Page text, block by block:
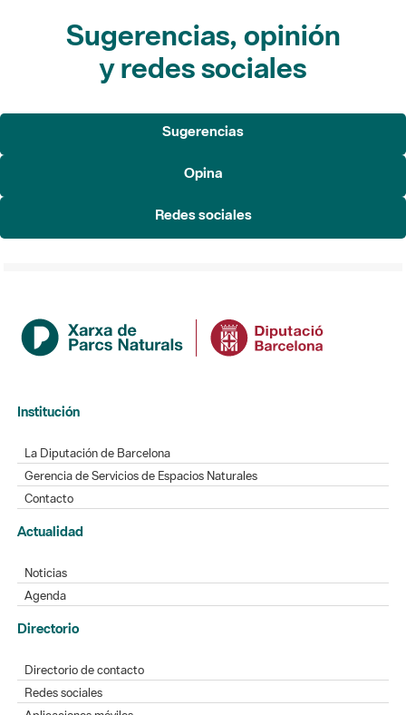
Sugerencias, opinión
y redes sociales
Sugerencias
Opina
Redes sociales
Institución
La Diputación de Barcelona
Gerencia de Servicios de Espacios Naturales
Contacto
Actualidad
Noticias
Agenda
Directorio
Directorio de contacto
Redes sociales